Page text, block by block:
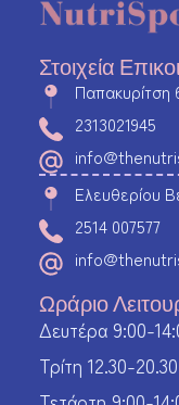
Στοιχεία
Παπακυρίτση
2313021945
Ελευθερίου
2514 007577
Ωράριο
Δευτέρα 9:00-
Τρίτη 12.30-20.30